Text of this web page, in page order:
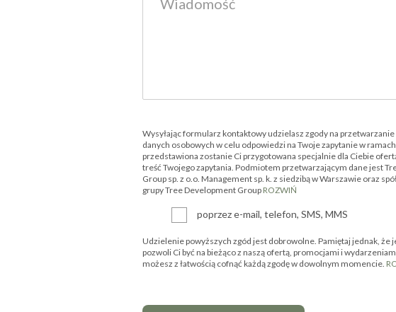
Wysyłając formularz kontaktowy udzielasz zgody na
danych osobowych w celu odpowiedzi na Twoje zapytanie w
przedstawiona zostanie Ci przygotowana specjalnie dla Ciebie
treść Twojego zapytania. Podmiotem przetwarzającym dane jest
Group sp. z o.o. Management sp. k. z siedzibą w Warszawie oraz
grupy Tree Development Group ROZWIŃ
poprzez e-mail, telefon, SMS, MMS
Udzielenie powyższych zgód jest dobrowolne. Pamiętaj jednak, że
pozwoli Ci być na bieżąco z naszą ofertą, promocjami i
możesz z łatwością cofnąć każdą zgodę w dowolnym momencie.